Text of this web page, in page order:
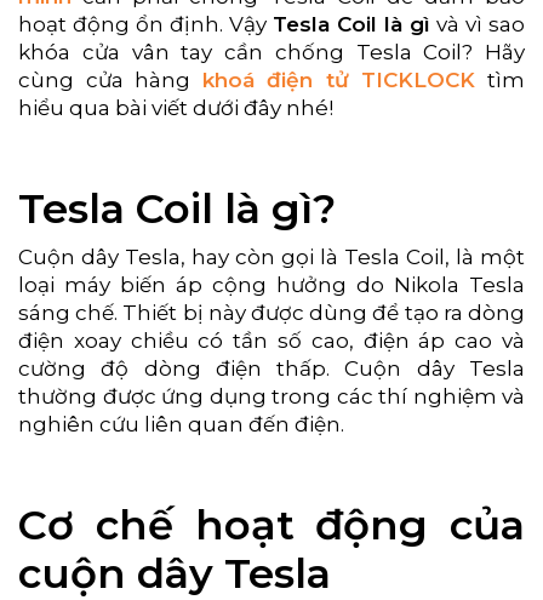
hoạt động ổn định. Vậy Tesla Coil là gì và vì sao
khóa cửa vân tay cần chống Tesla Coil? Hãy
cùng cửa hàng khoá điện tử TICKLOCK tìm
hiểu qua bài viết dưới đây nhé!
Tesla Coil là gì?
Cuộn dây Tesla, hay còn gọi là Tesla Coil, là một
loại máy biến áp cộng hưởng do Nikola Tesla
sáng chế. Thiết bị này được dùng để tạo ra dòng
điện xoay chiều có tần số cao, điện áp cao và
cường độ dòng điện thấp. Cuộn dây Tesla
thường được ứng dụng trong các thí nghiệm và
nghiên cứu liên quan đến điện.
Cơ chế hoạt động của
cuộn dây Tesla